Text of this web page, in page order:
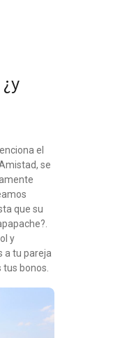
el
se
que su
y
a tu pareja
tus bonos.